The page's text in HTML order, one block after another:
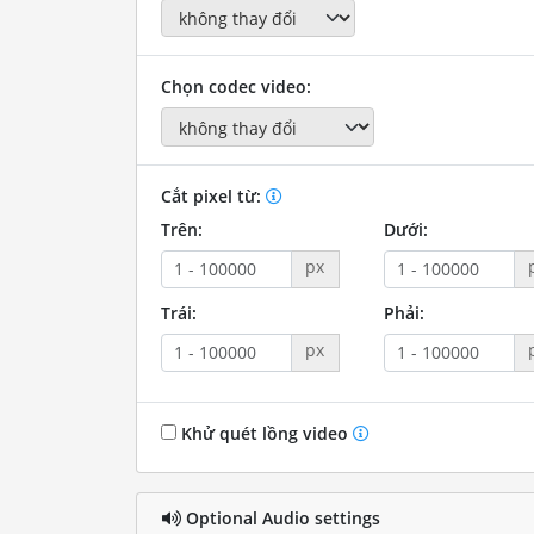
Chọn codec video:
Cắt pixel từ:
Trên:
px
Dưới:
Trái:
px
Phải:
Khử quét lồng video
Optional Audio settings